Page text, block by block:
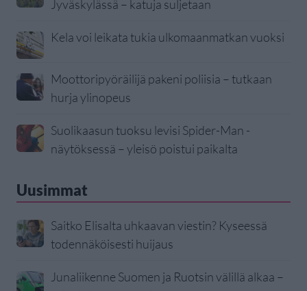
Jyväskylässä – katuja suljetaan
Kela voi leikata tukia ulkomaanmatkan vuoksi
Moottoripyöräilijä pakeni poliisia – tutkaan
hurja ylinopeus
Suolikaasun tuoksu levisi Spider-Man -
näytöksessä – yleisö poistui paikalta
Uusimmat
Saitko Elisalta uhkaavan viestin? Kyseessä
todennäköisesti huijaus
Junaliikenne Suomen ja Ruotsin välillä alkaa –